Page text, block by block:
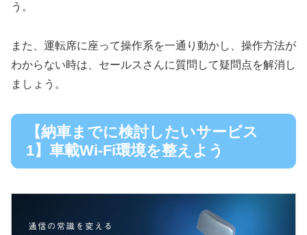
う。
また、運転席に座って操作系を一通り動かし、操作方法が
わからない時は、セールスさんに質問して疑問点を解消し
ましょう。
【納車までに検討したいサービス
1】車載Wi-Fi環境を整えよう